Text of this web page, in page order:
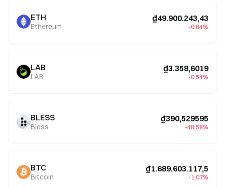
ETH
Ethereum
₫49.900.243,43
-0,84%
LAB
LAB
₫3.358,6019
-0,54%
BLESS
Bless
₫390,529595
-48,58%
BTC
Bitcoin
₫1.689.603.117,5
-1,07%